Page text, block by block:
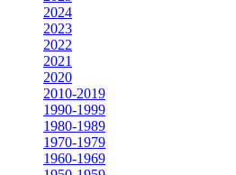
2024
2023
2022
2021
2020
2010-2019
1990-1999
1980-1989
1970-1979
1960-1969